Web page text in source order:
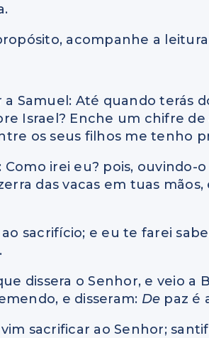
acompanhe a
a Samuel: Até quando terás
Israel? Enche um chifre
os seus filhos me tenho
Como irei eu? pois, ouvindo-
das vacas em tuas
ao sacrifício; e eu te farei
dissera o Senhor, e veio a
e disseram: De paz é
vim sacrificar ao Senhor;